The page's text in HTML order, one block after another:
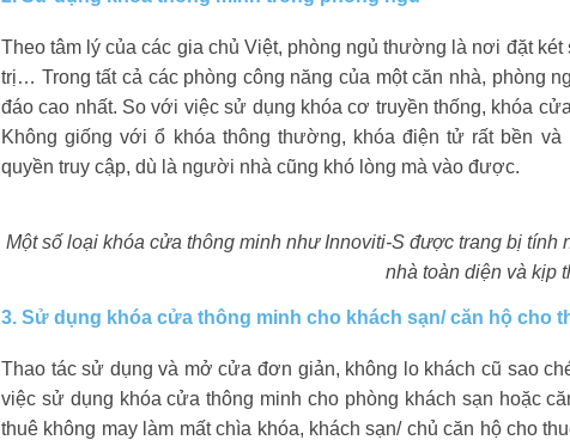
Theo tâm lý của các gia chủ Việt, phòng ngủ thường là nơi đặt
trị… Trong tất cả các phòng công năng của một căn nhà, phòng
đáo cao nhất. So với việc sử dụng khóa cơ truyền thống, khóa
Không giống với ổ khóa thông thường, khóa điện tử rất bền
quyền truy cập, dù là người nhà cũng khó lòng mà vào được.
Một số loại khóa cửa thông minh như Innoviti-S được trang bị tính
nhà toàn diện và kịp
3. Sử dụng khóa cửa thông minh cho khách sạn/ căn hộ cho
Thao tác sử dụng và mở cửa đơn giản, không lo khách cũ sao
việc sử dụng khóa cửa thông minh cho phòng khách sạn hoặc
thuê không may làm mất chìa khóa, khách sạn/ chủ căn hộ cho